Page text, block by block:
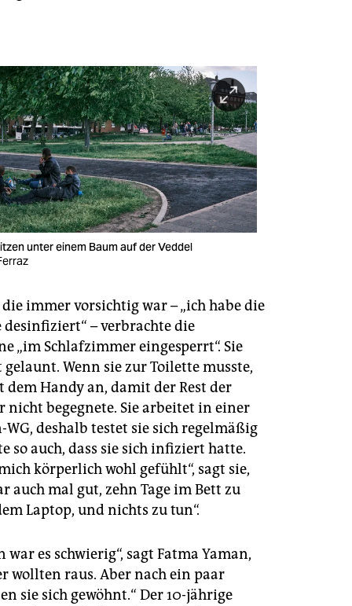
unter einem Baum auf der Veddel
immer vorsichtig war – „ich habe die
– verbrachte die
„im Schlafzimmer eingesperrt“. Sie
gelaunt. Wenn sie zur Toilette musste,
dem Handy an, damit der Rest der
nicht begegnete. Sie arbeitet in einer
WG, deshalb testet sie sich regelmäßig
so auch, dass sie sich infiziert hatte.
körperlich wohl gefühlt“, sagt sie,
auch mal gut, zehn Tage im Bett zu
Laptop, und nichts zu tun“.
war es schwierig“, sagt Fatma Yaman,
wollten raus. Aber nach ein paar
sie sich gewöhnt.“ Der 10-jährige